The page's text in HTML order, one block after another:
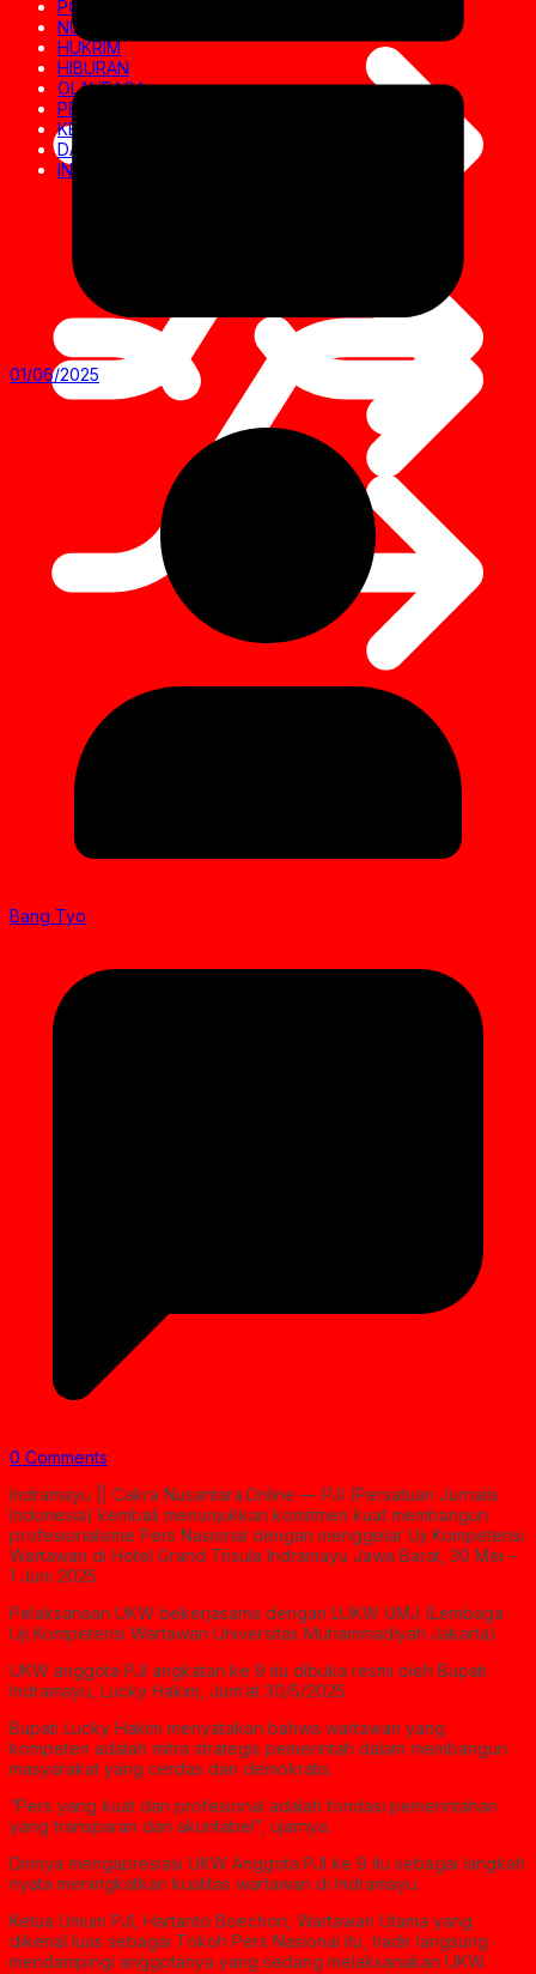
POLITIK
NUSANTARA
HUKRIM
HIBURAN
OLAHRAGA
PENDIDIKAN
KESEHATAN
DAERAH
INVESTIGASI
01/06/2025
Bang Tyo
0 Comments
Indramayu || Cakra Nusantara.Online — PJI (Persatuan Jurnalis
Indonesia) kembali menunjukkan komitmen kuat membangun
profesionalisme Pers Nasional dengan menggelar Uji Kompetensi
Wartawan di Hotel Grand Trisula Indramayu Jawa Barat, 30 Mei –
1 Juni 2025.
Pelaksanaan UKW bekerjasama dengan LUKW UMJ (Lembaga
Uji Kompetensi Wartawan Universitas Muhammadiyah Jakarta).
UKW anggota PJI angkatan ke 9 itu dibuka resmi oleh Bupati
Indramayu, Lucky Hakim, Jum’at 30/5/2025.
Bupati Lucky Hakim menyatakan bahwa wartawan yang
kompeten adalah mitra strategis pemerintah dalam membangun
masyarakat yang cerdas dan demokratis.
“Pers yang kuat dan profesional adalah fondasi pemerintahan
yang transparan dan akuntabel”, ujarnya.
Dirinya mengapresiasi UKW Anggota PJI ke 9 itu sebagai langkah
nyata meningkatkan kualitas wartawan di Indramayu.
Ketua Umum PJI, Hartanto Boechori, Wartawan Utama yang
dikenal luas sebagai Tokoh Pers Nasional itu, hadir langsung
mendampingi anggotanya yang sedang melaksanakan UKW.